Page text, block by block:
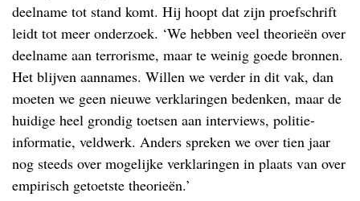
deelname tot stand komt. Hij hoopt dat zijn proefschrift
leidt tot meer onderzoek. ‘We hebben veel theorieën over
deelname aan terrorisme, maar te weinig goede bronnen.
Het blijven aannames. Willen we verder in dit vak, dan
moeten we geen nieuwe verklaringen bedenken, maar de
huidige heel grondig toetsen aan interviews, politie-
informatie, veldwerk. Anders spreken we over tien jaar
nog steeds over mogelijke verklaringen in plaats van over
empirisch getoetste theorieën.’